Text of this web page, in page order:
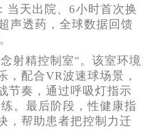
当天出院、6小时首次换
声透药，全球数据回馈
射精控制室"。该室环境
，配合VR波速球场景，
节奏，通过呼吸灯指示
。最后阶段，性健康指
，帮助患者把控制力迁